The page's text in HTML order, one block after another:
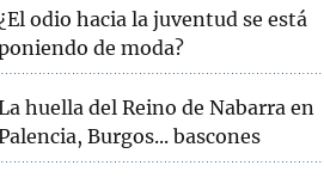
odio hacia la juventud se está
de moda?
huella del Reino de Nabarra en
Burgos... bascones